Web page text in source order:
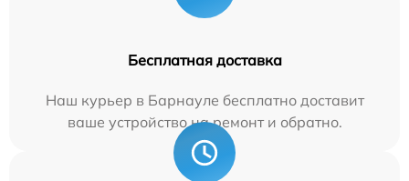
Бесплатная доставка
Наш курьер в Барнауле бесплатно доставит
ваше устройство на ремонт и обратно.